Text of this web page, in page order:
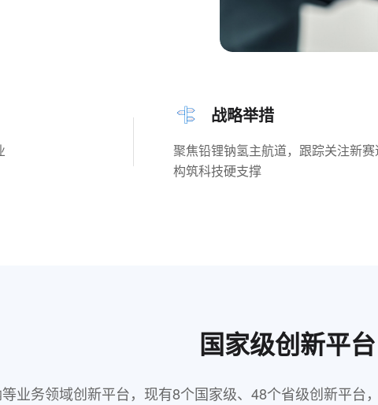
战略举措
聚焦铅锂钠氢主航道，跟踪关注新赛
构筑科技硬支撑
国家级创新平台
业务领域创新平台，现有8个国家级、48个省级创新平